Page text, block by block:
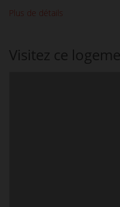
Plus de détails
Visitez ce